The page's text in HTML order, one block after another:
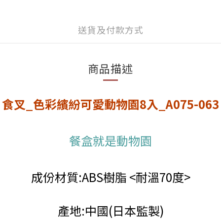
送貨及付款方式
商品描述
食叉_色彩繽紛可愛動物園8入_A075-063
餐盒就是動物園
成份材質:ABS樹脂 <耐溫70度>
產地:中國(日本監製)